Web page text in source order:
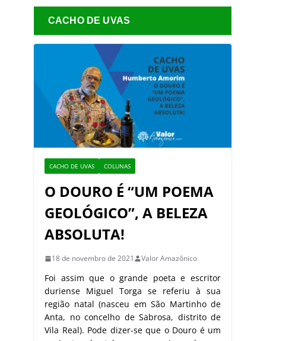
CACHO DE UVAS
CACHO DE UVAS COLUNAS
O DOURO É “UM POEMA
GEOLÓGICO”, A BELEZA
ABSOLUTA!
18 de novembro de 2021 Valor Amazônico
Foi assim que o grande poeta e escritor
duriense Miguel Torga se referiu à sua
região natal (nasceu em São Martinho de
Anta, no concelho de Sabrosa, distrito de
Vila Real). Pode dizer-se que o Douro é um